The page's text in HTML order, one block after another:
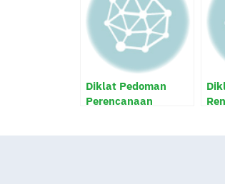
Diklat Pedoman
Perencanaan